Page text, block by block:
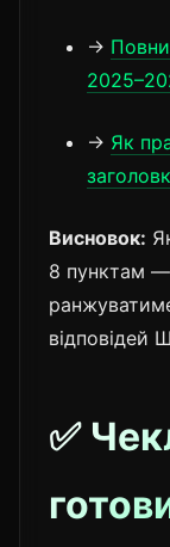
→
→ Як
Висновок:
8 пунктам
відповідей
✅